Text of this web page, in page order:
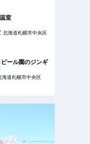
室
北海道札幌市中央区
ール園のジンギ
海道札幌市中央区